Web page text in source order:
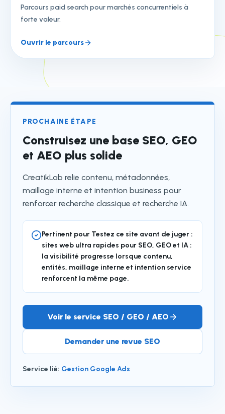
Parcours paid search pour marchés concurrentiels à
forte valeur.
Ouvrir le parcours
PROCHAINE ÉTAPE
Construisez une base SEO, GEO
et AEO plus solide
CreatikLab relie contenu, métadonnées,
maillage interne et intention business pour
renforcer recherche classique et recherche IA.
Pertinent pour Testez ce site avant de juger :
sites web ultra rapides pour SEO, GEO et IA :
la visibilité progresse lorsque contenu,
entités, maillage interne et intention service
renforcent la même page.
Voir le service SEO / GEO / AEO
Demander une revue SEO
Service lié: Gestion Google Ads